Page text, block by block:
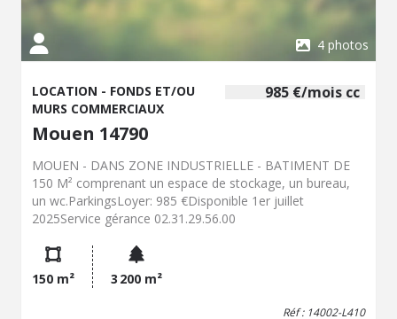
4 photos
985 €/mois cc
LOCATION - FONDS ET/OU
MURS COMMERCIAUX
Mouen 14790
MOUEN - DANS ZONE INDUSTRIELLE - BATIMENT DE
150 M² comprenant un espace de stockage, un bureau,
un wc.ParkingsLoyer: 985 €Disponible 1er juillet
2025Service gérance 02.31.29.56.00
150 m² 3 200 m²
Réf : 14002-L410